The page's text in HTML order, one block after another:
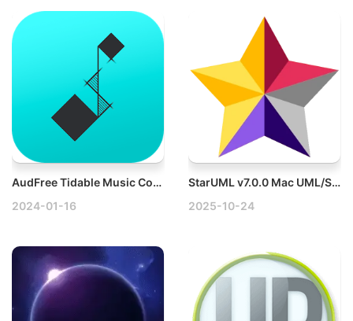
AudFree Tidable Music Converter v2.12.0 Mac音乐转换器
2024-01-16
StarUML v7.0.0 Mac UML/System模型绘制工具
2025-10-24